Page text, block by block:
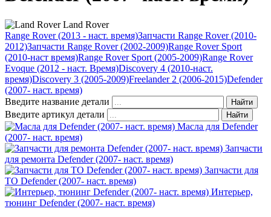
Land Rover
Range Rover (2013 - наст. время)Запчасти Range Rover (2010-
2012)Запчасти Range Rover (2002-2009)Range Rover Sport
(2010-наст время)Range Rover Sport (2005-2009)Range Rover
Evoque (2012 - наст. Время)Discovery 4 (2010-наст.
время)Discovery 3 (2005-2009)Freelander 2 (2006-2015)Defender
(2007- наст. время)
Введите название детали
Найти
Введите артикул детали Найти
Масла для Defender
(2007- наст. время)
Запчасти
для ремонта Defender (2007- наст. время)
Запчасти для
ТО Defender (2007- наст. время)
Интерьер,
тюнинг Defender (2007- наст. время)